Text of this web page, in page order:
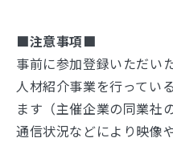
■注意事項■
事前に参加登録いただい
人材紹介事業を行ってい
ます（主催企業の同業社
通信状況などにより映像